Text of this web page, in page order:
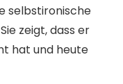
selbstironische
zeigt, dass er
hat und heute